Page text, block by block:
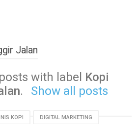
Jalan
with label Kopi
. Show all posts
KOPI DIGITAL MARKETING